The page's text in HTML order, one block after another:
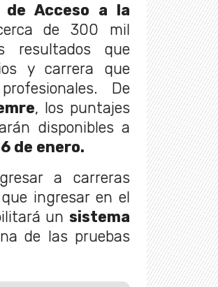
de Acceso a la
de 300 mil
resultados que
y carrera que
De
, los puntajes
disponibles a
de enero.
a carreras
ingresar en el
un sistema
de las pruebas